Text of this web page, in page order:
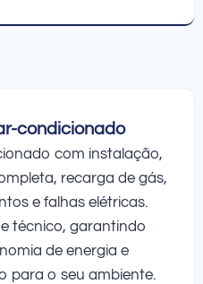
condicionado
com instalação,
recarga de gás,
e falhas elétricas.
técnico, garantindo
de energia e
para o seu ambiente.